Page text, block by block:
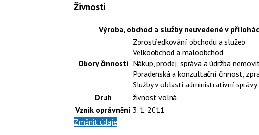
Živnosti
Výroba, obchod a služby neuvedené v
Obory činnosti
Zprostředkování obchodu a služeb
Velkoobchod a maloobchod
Nákup, prodej, správa a údržba
Poradenská a konzultační činnost,
Služby v oblasti administrativní správy
Druh
živnost volná
Vznik oprávnění 3. 1. 2011
Změnit údaje